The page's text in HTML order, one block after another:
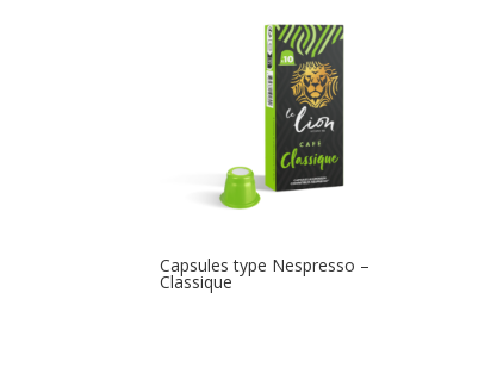
Capsules type Nespresso –
Classique